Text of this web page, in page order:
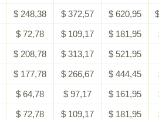
$ 248,38 $ 372,57 $ 620,95
$ 72,78 $ 109,17 $ 181,95
$ 208,78 $ 313,17
$ 521,95
$ 177,78 $ 266,67 $ 444,45
$ 64,78 $ 97,17 $ 161,95
$ 72,78 $ 109,17 $ 181,95